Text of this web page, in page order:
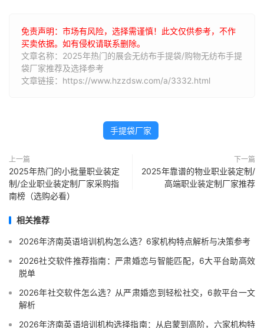
免责声明：市场有风险，选择需谨慎！此文仅供参考，不作
买卖依据。如有侵权请联系删除。
文章名称：2025年热门的展会无纺布手提袋/购物无纺布手提
袋厂家推荐及选择参考
文章链接：https://www.hzzdsw.com/a/3332.html
手提袋厂家
上一篇
2025年热门的小批量职业装定
制/企业职业装定制厂家采购指
南榜（选购必看）
下一篇
2025年靠谱的物业职业装定制/
高端职业装定制厂家推荐
相关推荐
2026年济南英语培训机构怎么选？6家机构特点解析与决策参考
2026社交软件推荐指南：严肃婚恋与智能匹配，6大平台助高效
脱单
2026年社交软件怎么选？从严肃婚恋到轻松社交，6款平台一文
解析
2026年济南英语培训机构选择指南：从启蒙到高阶，六家机构特